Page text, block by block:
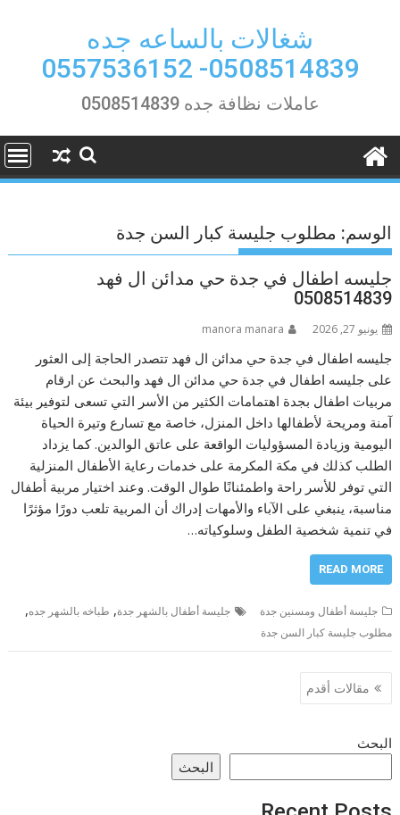
شغالات بالساعه جده
0508514839- 0557536152
عاملات نظافة جده 0508514839
الوسم: مطلوب جليسة كبار السن جدة
جليسه اطفال في جدة حي مدائن ال فهد
0508514839
يونيو 27, 2026 manora manara
جليسه اطفال في جدة حي مدائن ال فهد تتصدر الحاجة إلى العثور
على جليسه اطفال في جدة حي مدائن ال فهد والبحث عن ارقام
مربيات اطفال بجدة اهتمامات الكثير من الأسر التي تسعى لتوفير بيئة
آمنة ومريحة لأطفالها داخل المنزل، خاصة مع تسارع وتيرة الحياة
اليومية وزيادة المسؤوليات الواقعة على عاتق الوالدين. كما يزداد
الطلب كذلك في مكة المكرمة على خدمات رعاية الأطفال المنزلية
التي توفر للأسر راحة واطمئنانًا طوال الوقت. وعند اختيار مربية أطفال
مناسبة، ينبغي على الآباء والأمهات إدراك أن المربية تلعب دورًا مؤثرًا
في تنمية شخصية الطفل وسلوكياته…
READ MORE
جليسة أطفال ومسنين جدة جليسة أطفال بالشهر جدة, طباخه بالشهر جده,
مطلوب جليسة كبار السن جدة
تصفّح
المقالات
مقالات أقدم
البحث
البحث